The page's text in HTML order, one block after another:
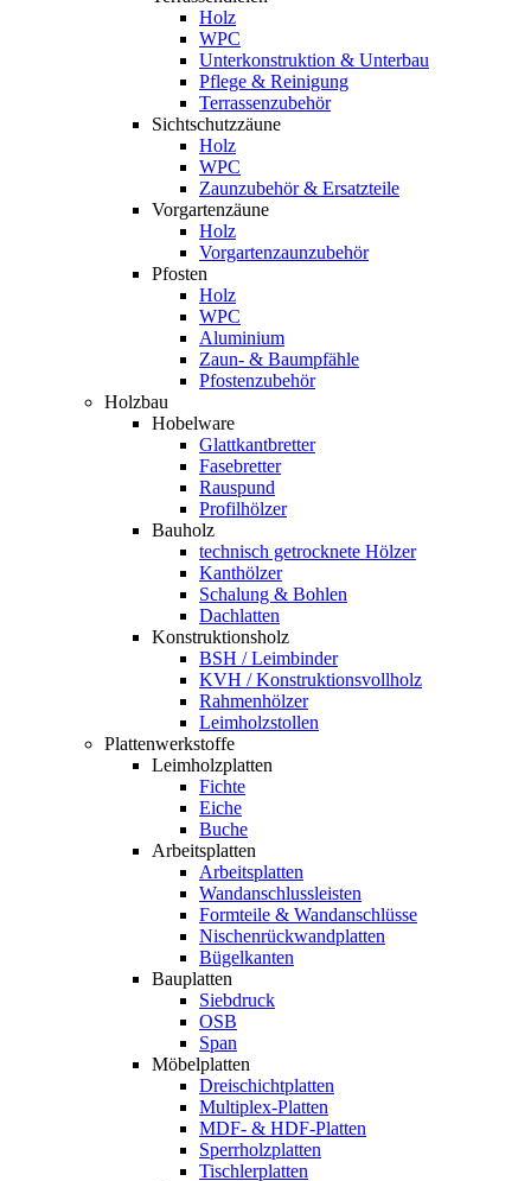
Holz
WPC
Unterkonstruktion & Unterbau
Pflege & Reinigung
Terrassenzubehör
Sichtschutzzäune
Holz
WPC
Zaunzubehör & Ersatzteile
Vorgartenzäune
Holz
Vorgartenzaunzubehör
Pfosten
Holz
WPC
Aluminium
Zaun- & Baumpfähle
Pfostenzubehör
Holzbau
Hobelware
Glattkantbretter
Fasebretter
Rauspund
Profilhölzer
Bauholz
technisch getrocknete Hölzer
Kanthölzer
Schalung & Bohlen
Dachlatten
Konstruktionsholz
BSH / Leimbinder
KVH / Konstruktionsvollholz
Rahmenhölzer
Leimholzstollen
Plattenwerkstoffe
Leimholzplatten
Fichte
Eiche
Buche
Arbeitsplatten
Arbeitsplatten
Wandanschlussleisten
Formteile & Wandanschlüsse
Nischenrückwandplatten
Bügelkanten
Bauplatten
Siebdruck
OSB
Span
Möbelplatten
Dreischichtplatten
Multiplex-Platten
MDF- & HDF-Platten
Sperrholzplatten
Tischlerplatten